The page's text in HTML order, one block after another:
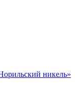
никель»